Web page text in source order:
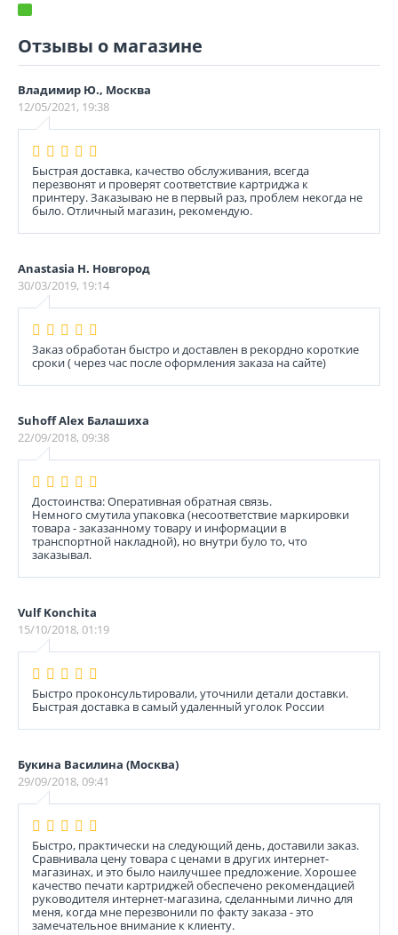
Отзывы о магазине
Владимир Ю., Москва
12/05/2021, 19:38
Быстрая доставка, качество обслуживания, всегда
перезвонят и проверят соответствие картриджа к
принтеру. Заказываю не в первый раз, проблем некогда не
было. Отличный магазин, рекомендую.
Anastasia Н. Новгород
30/03/2019, 19:14
Заказ обработан быстро и доставлен в рекордно короткие
сроки ( через час после оформления заказа на сайте)
Suhoff Alex Балашиха
22/09/2018, 09:38
Достоинства: Оперативная обратная связь.
Немного смутила упаковка (несоответствие маркировки
товара - заказанному товару и информации в
транспортной накладной), но внутри було то, что
заказывал.
Vulf Konchita
15/10/2018, 01:19
Быстро проконсультировали, уточнили детали доставки.
Быстрая доставка в самый удаленный уголок России
Букина Василина (Москва)
29/09/2018, 09:41
Быстро, практически на следующий день, доставили заказ.
Сравнивала цену товара с ценами в других интернет-
магазинах, и это было наилучшее предложение. Хорошее
качество печати картриджей обеспечено рекомендацией
руководителя интернет-магазина, сделанными лично для
меня, когда мне перезвонили по факту заказа - это
замечательное внимание к клиенту.